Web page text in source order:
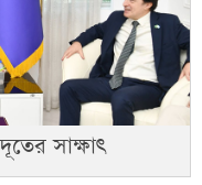
সাক্ষাৎ